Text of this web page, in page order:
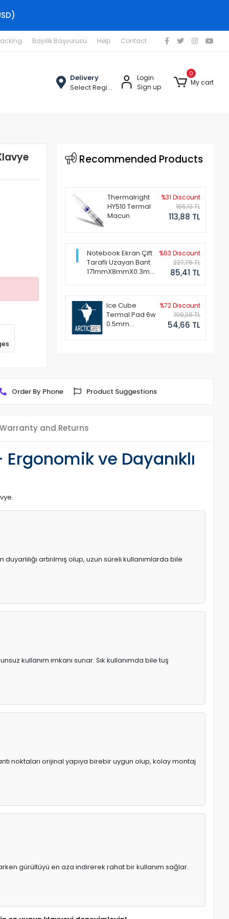
Bayilik Başvurusu Help Contact
Delivery
Select Region
Login
Sign up
0
My cart
Recommended Products
Thermalright
HY510 Termal
Macun
%31 Discount
165,13 TL
113,88 TL
Notebook Ekran Çift
Taraflı Uzayan Bant
171mmX8mmX0.3mm
%63 Discount
227,76 TL
85,41 TL
Ice Cube
Termal Pad 6w
0.5mm
%72 Discount
198,38 TL
54,66 TL
Order By Phone Product Suggestions
Warranty and Returns
ve Dayanıklı
artırılmış olup, uzun süreli kullanımlarda bile
kullanım imkanı sunar. Sık kullanımda bile tuş
noktaları orijinal yapıya birebir uygun olup, kolay montaj
gürültüyü en aza indirerek rahat bir kullanım sağlar.